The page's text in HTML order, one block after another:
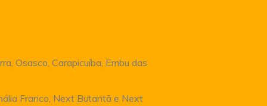
Osasco, Carapicuíba, Embu das
Franco, Next Butantã e Next